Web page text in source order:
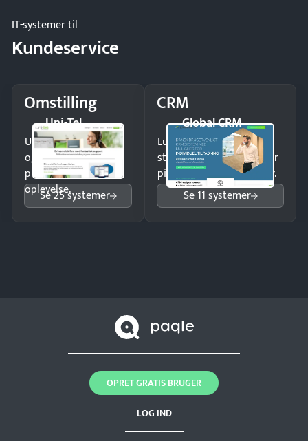
IT-systemer til
Kundeservice
Omstilling
Uni-Tel
Undgå tabte opkald
og giv kunderne en
professionel
oplevelse.
Se 25 systemer
CRM
Global CRM
Luk flere salg med et
struktureret overblik over
pipeline og opfølgninger.
Se 11 systemer
LOG IND
OPRET GRATIS BRUGER